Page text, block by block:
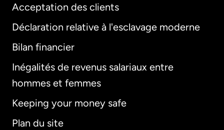
Acceptation des clients
Déclaration relative à l'esclavage moderne
Bilan financier
Inégalités de revenus salariaux entre
hommes et femmes
Keeping your money safe
Plan du site
International
Allemagne